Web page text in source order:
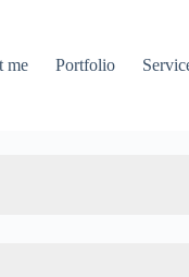
me Portfolio